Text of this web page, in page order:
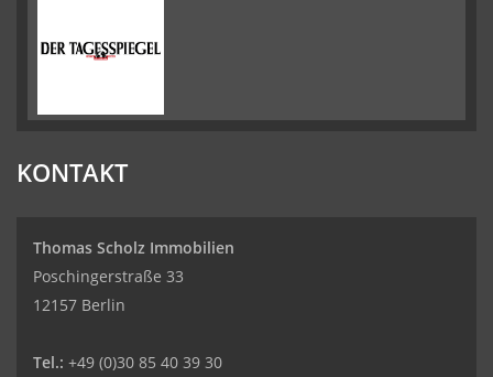
KONTAKT
Thomas Scholz Immobilien
Poschingerstraße 33
12157 Berlin
Tel.: +49 (0)30 85 40 39 30